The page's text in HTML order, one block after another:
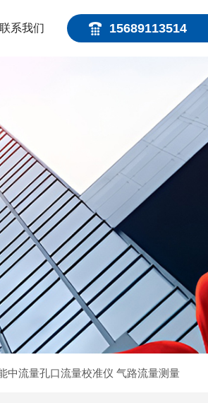
15689113514
联系我们
中流量孔口流量校准仪 气路流量测量